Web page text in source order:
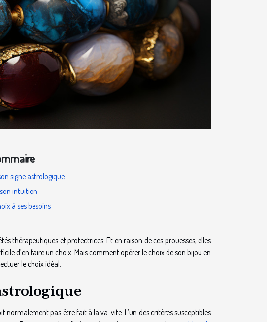
signe astrologique
intuition
à ses besoins
thérapeutiques et protectrices. Et en raison de ces prouesses, elles
d’en faire un choix. Mais comment opérer le choix de son bijou en
le choix idéal.
normalement pas être fait à la va-vite. L’un des critères susceptibles